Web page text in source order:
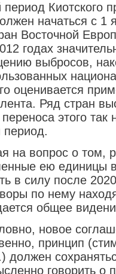
период Киотского
начаться с 1
Восточной
годах
выбросов,
оценивается
Ряд стран
переноса этого так
период.
на вопрос о том,
ею единицы
в силу после
по нему
общее
новое
принцип
говорить